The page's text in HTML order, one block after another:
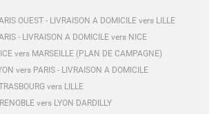
OUEST - LIVRAISON A DOMICILE vers LILLE
- LIVRAISON A DOMICILE vers NICE
vers MARSEILLE (PLAN DE CAMPAGNE)
vers PARIS - LIVRAISON A DOMICILE
vers LILLE
vers LYON DARDILLY